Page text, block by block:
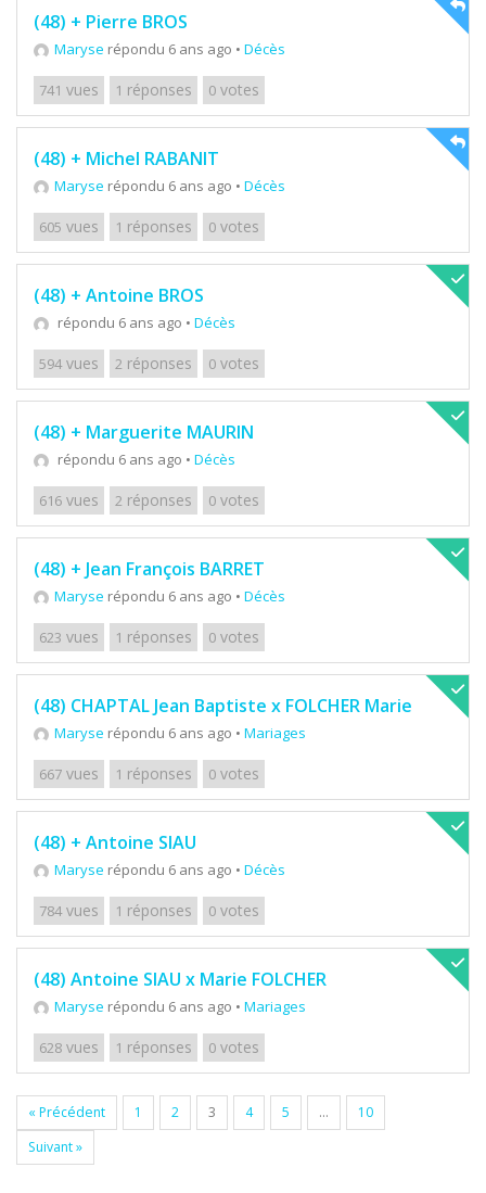
(48) + Pierre BROS
Maryse répondu 6 ans ago • Décès
741 vues 1 réponses 0 votes
(48) + Michel RABANIT
Maryse répondu 6 ans ago • Décès
605 vues 1 réponses 0 votes
(48) + Antoine BROS
répondu 6 ans ago • Décès
594 vues 2 réponses 0 votes
(48) + Marguerite MAURIN
répondu 6 ans ago • Décès
616 vues 2 réponses 0 votes
(48) + Jean François BARRET
Maryse répondu 6 ans ago • Décès
623 vues 1 réponses 0 votes
(48) CHAPTAL Jean Baptiste x FOLCHER Marie
Maryse répondu 6 ans ago • Mariages
667 vues 1 réponses 0 votes
(48) + Antoine SIAU
Maryse répondu 6 ans ago • Décès
784 vues 1 réponses 0 votes
(48) Antoine SIAU x Marie FOLCHER
Maryse répondu 6 ans ago • Mariages
628 vues 1 réponses 0 votes
« Précédent 1 2 3 4 5 …
10
Suivant »